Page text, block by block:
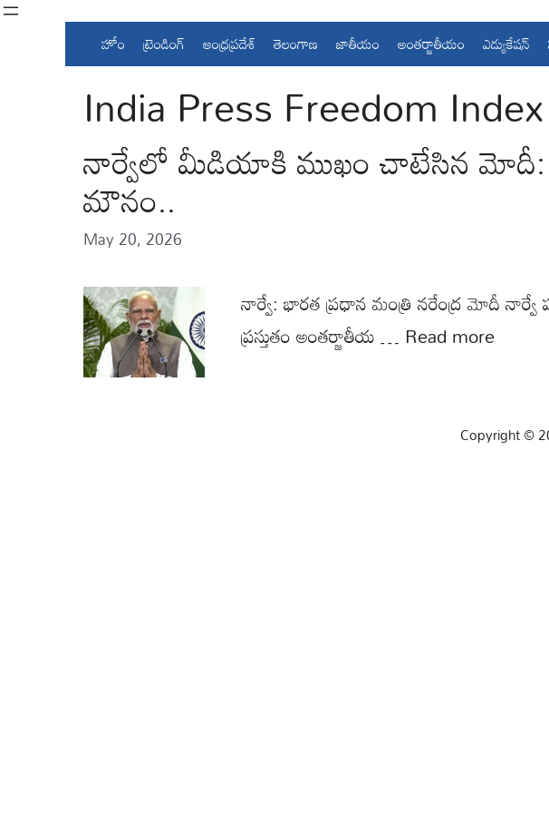
Skip
హోం ట్రెండింగ్ ఆంధ్రప్రదేశ్ తెలంగాణ జాతీయం అంతర్జాతీయం ఎడ్యుకేషన్
India Press Freedom
నార్వేలో మీడియాకి ముఖం చాటేసిన మోదీ:
మౌనం..
May 20, 2026
నార్వే: భారత ప్రధాన మంత్రి నరేంద్ర మోదీ
ప్రస్తుతం అంతర్జాతీయ … Read more
Copyright ©